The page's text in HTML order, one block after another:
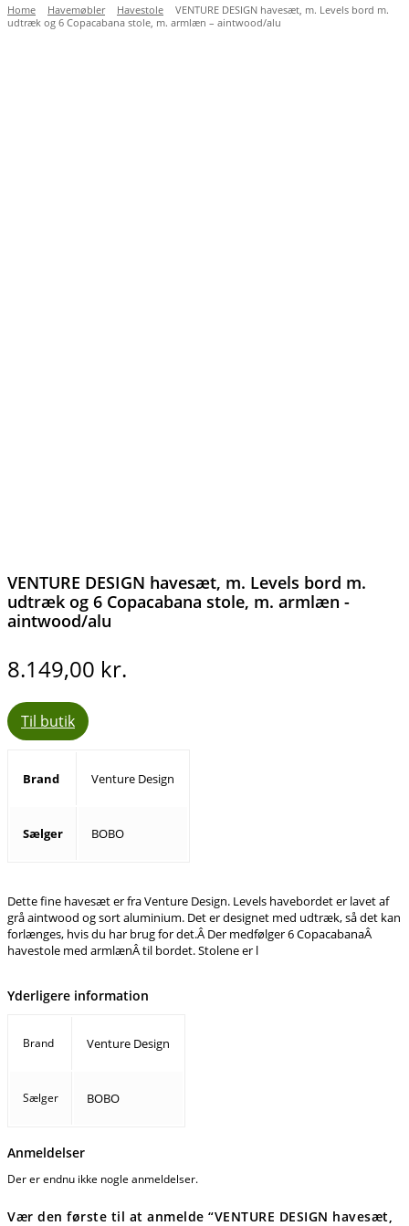
Home Havemøbler Havestole
VENTURE DESIGN havesæt, m. Levels bord m.
udtræk og 6 Copacabana stole, m. armlæn – aintwood/alu
VENTURE DESIGN havesæt, m. Levels bord m.
udtræk og 6 Copacabana stole, m. armlæn -
aintwood/alu
8.149,00 kr.
Til butik
Brand Venture Design
Sælger BOBO
Dette fine havesæt er fra Venture Design. Levels havebordet er lavet af
grå aintwood og sort aluminium. Det er designet med udtræk, så det kan
forlænges, hvis du har brug for det.Â Der medfølger 6 CopacabanaÂ
havestole med armlænÂ til bordet. Stolene er l
Yderligere information
Brand Venture Design
Sælger BOBO
Anmeldelser
Der er endnu ikke nogle anmeldelser.
Vær den første til at anmelde “VENTURE DESIGN havesæt,